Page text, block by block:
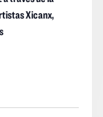
Xicanx,